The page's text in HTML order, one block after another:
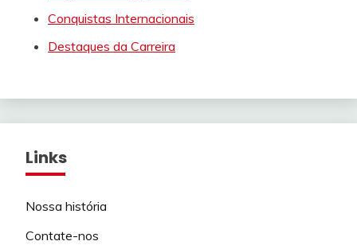
Conquistas Internacionais
Destaques da Carreira
Links
Nossa história
Contate-nos